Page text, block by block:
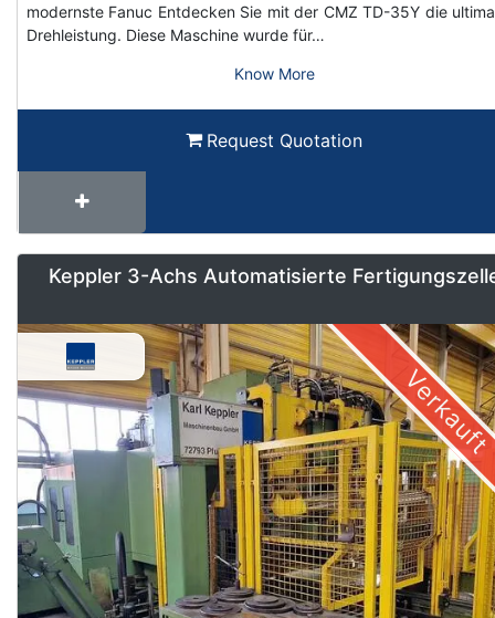
modernste Fanuc Entdecken Sie mit der CMZ TD-35Y die
Drehleistung. Diese Maschine wurde für…
Know More
Request Quotation
Keppler 3-Achs Automatisierte
Verkauft